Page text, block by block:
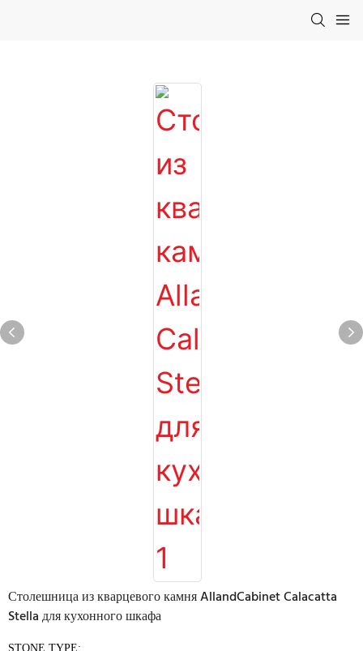
Столешница из кварцевого камня AllandCabinet Calacatta
Stella для кухонного шкафа
STONE TYPE: